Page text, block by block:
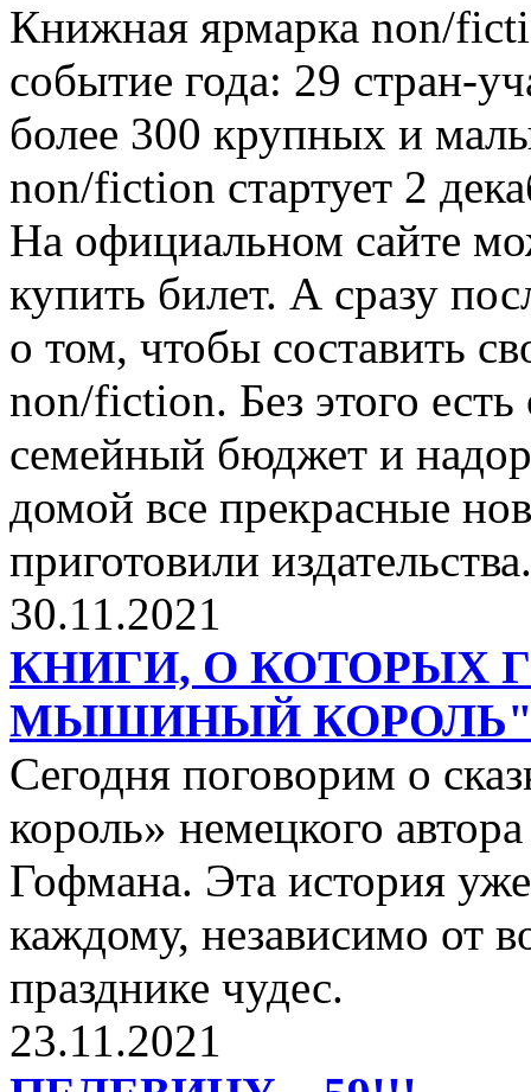
Книжная ярмарка non/
событие года: 29 стран-
более 300 крупных и
non/fiction стартует 2
На официальном сайте
купить билет. А сразу
о том, чтобы составить
non/fiction. Без этого есть
семейный бюджет и
домой все прекрасные
приготовили издательства.
30.11.2021
КНИГИ, О КОТОРЫХ
МЫШИНЫЙ
Сегодня поговорим о
король» немецкого
Гофмана. Эта история
каждому, независимо от
празднике чудес.
23.11.2021